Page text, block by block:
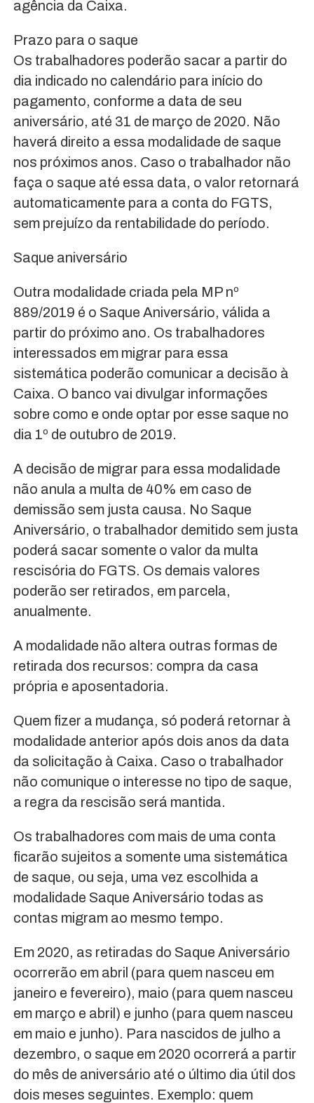
agência da Caixa.
Prazo para o saque
Os trabalhadores poderão sacar a partir do
dia indicado no calendário para início do
pagamento, conforme a data de seu
aniversário, até 31 de março de 2020. Não
haverá direito a essa modalidade de saque
nos próximos anos. Caso o trabalhador não
faça o saque até essa data, o valor retornará
automaticamente para a conta do FGTS,
sem prejuízo da rentabilidade do período.
Saque aniversário
Outra modalidade criada pela MP nº
889/2019 é o Saque Aniversário, válida a
partir do próximo ano. Os trabalhadores
interessados em migrar para essa
sistemática poderão comunicar a decisão à
Caixa. O banco vai divulgar informações
sobre como e onde optar por esse saque no
dia 1º de outubro de 2019.
A decisão de migrar para essa modalidade
não anula a multa de 40% em caso de
demissão sem justa causa. No Saque
Aniversário, o trabalhador demitido sem justa
poderá sacar somente o valor da multa
rescisória do FGTS. Os demais valores
poderão ser retirados, em parcela,
anualmente.
A modalidade não altera outras formas de
retirada dos recursos: compra da casa
própria e aposentadoria.
Quem fizer a mudança, só poderá retornar à
modalidade anterior após dois anos da data
da solicitação à Caixa. Caso o trabalhador
não comunique o interesse no tipo de saque,
a regra da rescisão será mantida.
Os trabalhadores com mais de uma conta
ficarão sujeitos a somente uma sistemática
de saque, ou seja, uma vez escolhida a
modalidade Saque Aniversário todas as
contas migram ao mesmo tempo.
Em 2020, as retiradas do Saque Aniversário
ocorrerão em abril (para quem nasceu em
janeiro e fevereiro), maio (para quem nasceu
em março e abril) e junho (para quem nasceu
em maio e junho). Para nascidos de julho a
dezembro, o saque em 2020 ocorrerá a partir
do mês de aniversário até o último dia útil dos
dois meses seguintes. Exemplo: quem